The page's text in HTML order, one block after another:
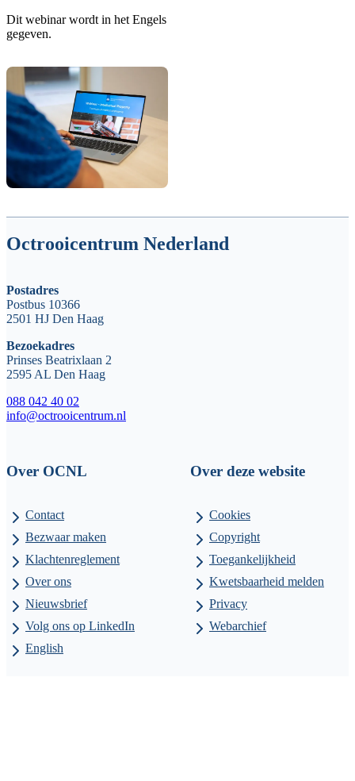
Dit webinar wordt in het Engels
gegeven.
Octrooicentrum Nederland
Postadres
Postbus 10366
2501 HJ Den Haag
Bezoekadres
Prinses Beatrixlaan 2
2595 AL Den Haag
088 042 40 02
info@octrooicentrum.nl
Over OCNL
Contact
Bezwaar maken
Klachtenreglement
Over ons
Nieuwsbrief
Volg ons op LinkedIn
English
Over deze website
Cookies
Copyright
Toegankelijkheid
Kwetsbaarheid melden
Privacy
Webarchief